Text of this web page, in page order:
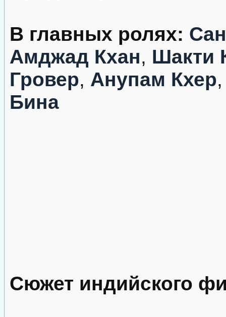
В главных ролях:
Амджад Кхан, Шакти
Гровер, Анупам Кхер
Бина
Сюжет индийского